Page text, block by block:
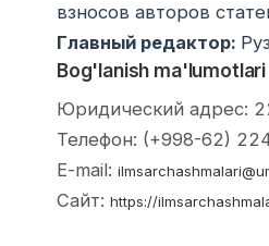
взносов авторов
Главный редактор:
Bog'lanish ma'lumotlari
Юридический адрес:
Телефон: (+998-62)
E-mail:
Сайт: https://